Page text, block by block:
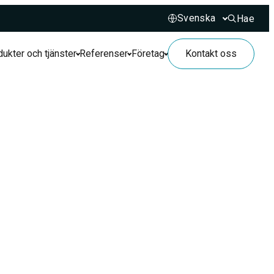
Hae
Hae
och tjänster Referenser Företag Kontakt oss